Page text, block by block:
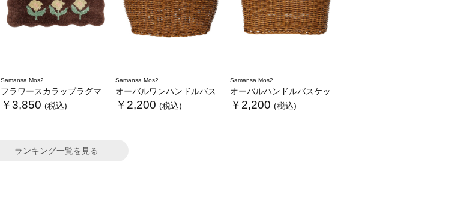
Samansa Mos2
フラワースカラップラグマット
￥3,850 (税込)
Samansa Mos2
オーバルワンハンドルバスケットL
￥2,200 (税込)
Samansa Mos2
オーバルハンドルバスケットS
￥2,200 (税込)
ランキング一覧を見る